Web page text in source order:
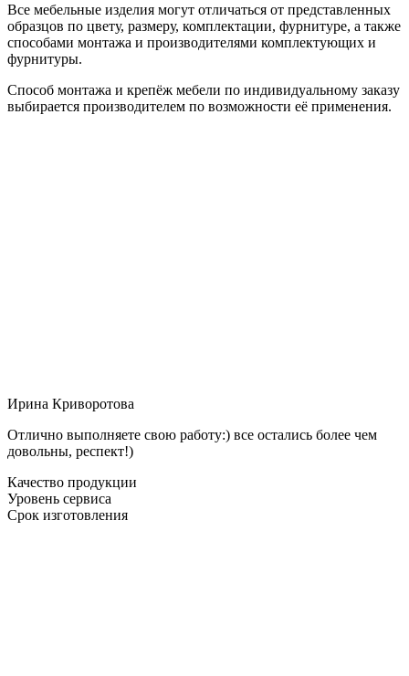
Все мебельные изделия могут отличаться от представленных
образцов по цвету, размеру, комплектации, фурнитуре, а также
способами монтажа и производителями комплектующих и
фурнитуры.
Способ монтажа и крепёж мебели по индивидуальному заказу
выбирается производителем по возможности её применения.
Ирина Криворотова
Отлично выполняете свою работу:) все остались более чем
довольны, респект!)
Качество продукции
Уровень сервиса
Срок изготовления